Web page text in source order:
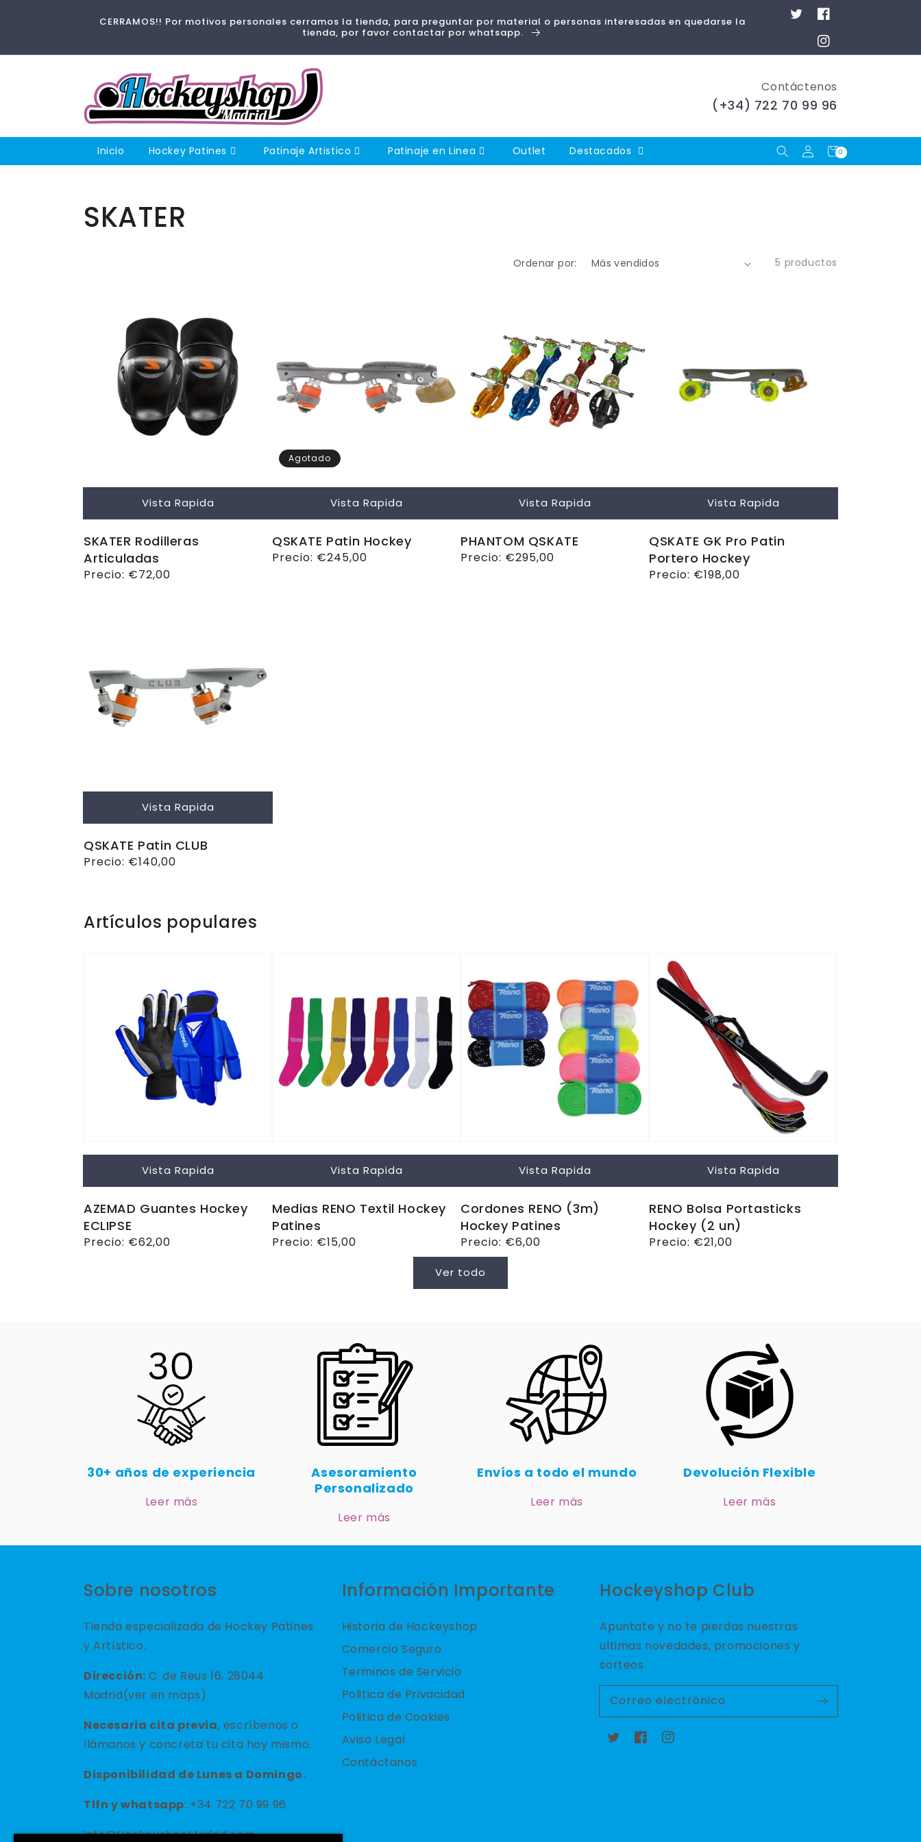
CERRAMOS!! Por motivos personales cerramos la tienda, para preguntar por material o personas interesadas en quedarse la
tienda, por favor contactar por whatsapp.
TwitterFacebook
Instagram
Contáctenos
(+34) 722 70 99 96
Inicio Hockey Patines Patinaje Artistico Patinaje en Linea Outlet Destacados
Iniciar
sesión
Carrito
0
0
artículos
Colección:
SKATER
Ordenar por: 5 productos
Vista Rapida
SKATER Rodilleras
Articuladas
Precio
Precio: €72,00
Agotado
Vista Rapida
QSKATE Patin Hockey
Precio
Precio: €245,00
Vista Rapida
PHANTOM QSKATE
Precio
Precio: €295,00
Vista Rapida
QSKATE GK Pro Patin
Portero Hockey
Precio
Precio: €198,00
Vista Rapida
QSKATE Patin CLUB
Precio
Precio: €140,00
Artículos populares
Vista Rapida
AZEMAD Guantes Hockey
ECLIPSE
Precio
Precio: €62,00
Vista Rapida
Medias RENO Textil Hockey
Patines
Precio
Precio: €15,00
Vista Rapida
Cordones RENO (3m)
Hockey Patines
Precio
habitual
Precio: €6,00
Vista Rapida
RENO Bolsa Portasticks
Hockey (2 un)
Precio
Precio: €21,00
Ver todo
30+ años de experiencia
Leer más
Asesoramiento
Personalizado
Leer más
Envíos a todo el mundo
Leer más
Devolución Flexible
Leer más
Sobre nosotros
Tienda especializada de Hockey Patines
y Artístico.
Dirección: C. de Reus 16, 28044
Madrid(ver en maps)
Necesaria cita previa, escríbenos o
llámanos y concreta tu cita hoy mismo.
Disponibilidad de Lunes a Domingo.
Tlfn ywhatsapp: +34 722 70 99 96
info@HockeyshopMadrid.com
Información Importante
Historia de Hockeyshop
Comercio Seguro
Terminos de Servicio
Politica de Privacidad
Politica de Cookies
Aviso Legal
Contáctanos
Hockeyshop Club
Apuntate y no te pierdas nuestras
ultimas novedades, promociones y
sorteos.
Correo electrónico
TwitterFacebookInstagram